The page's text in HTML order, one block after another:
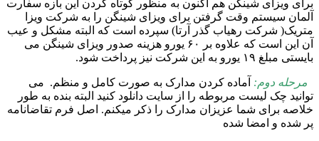
برای ویزای شینگن هم اکنون به منظور کوتاه کردن این بازه سفارت
آلمان سیستم وقت گرفتن برای ویزای شینگن را به شرکت ویزا
متریک( شرکت رهیاب گذر آرتا) سپرده است که البته مشکل و عیب
آن این است که علاوه بر ۶۰ یورو هزینه صدور ویزای شینگن می
بایستی مبلغ ۱۹ یورو به این شرکت نیز پرداخت شود.
مرحله دوم: آماده کردن مدارک به صورت کامل و منظم. می
توانید چک لیست مربوطه را از سایت دانلود کنید البته بنده به طور
خلاصه برای شما عزیزان مدارک را ذکر میکنم. اصل فرم تقاضانامه
پر شده و امضا شده